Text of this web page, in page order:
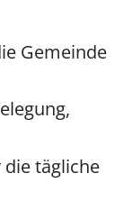
Gemeinde
tägliche